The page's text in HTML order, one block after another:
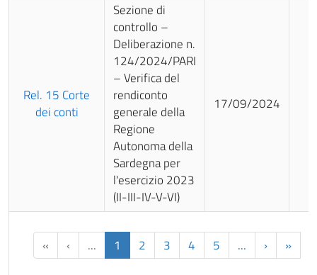
« ‹ ... 1 2 3 4 5 ... › »
Rel. 15 Corte
dei conti
Sezione di
controllo –
Deliberazione n.
124/2024/PARI
– Verifica del
rendiconto
generale della
Regione
Autonoma della
Sardegna per
l'esercizio 2023
(II-III-IV-V-VI)
17/09/2024